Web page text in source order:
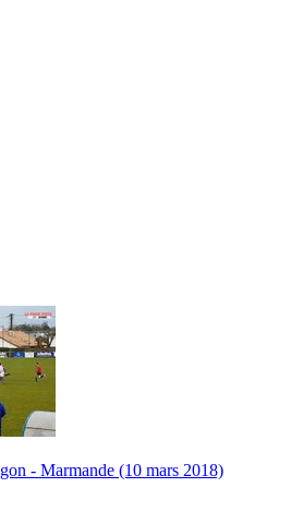
- Marmande (10 mars 2018)